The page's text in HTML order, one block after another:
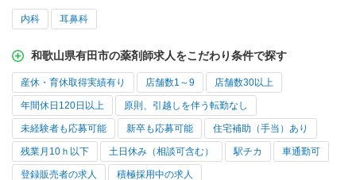
内科 耳鼻科
和歌山県有田市の薬剤師求人をこだわり条件で探す
産休・育休取得実績有り 店舗数1～9 店舗数30以上
年間休日120日以上 原則、引越しを伴う転勤なし
未経験者も応募可能 新卒も応募可能 住宅補助（手当）あり
残業月10ｈ以下 土日休み（相談可含む） 駅チカ 車通勤可
登録販売者の求人 積極採用中の求人